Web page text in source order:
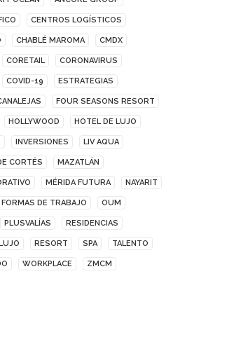
CENTROS LOGÍSTICOS
CHABLÉ MAROMA CMDX
CORETAIL CORONAVIRUS
COVID-19 ESTRATEGIAS
FOUR SEASONS RESORT
HOLLYWOOD HOTEL DE LUJO
INVERSIONES LIV AQUA
CORTÉS MAZATLÁN
MÉRIDA FUTURA NAYARIT
DE TRABAJO OUM
PLUSVALÍAS RESIDENCIAS
RESORT SPA TALENTO
WORKPLACE ZMCM